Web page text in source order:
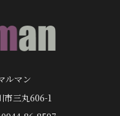
ルマン
市三丸606-1